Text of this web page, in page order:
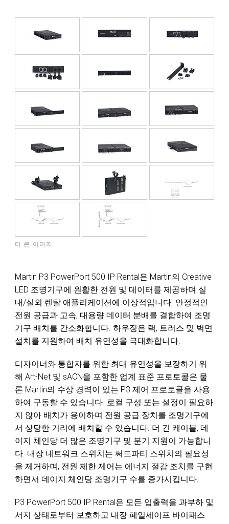
더 큰 이미지
Martin P3 PowerPort 500 IP Rental은 Martin의 Creative
LED 조명기구에 원활한 전원 및 데이터를 제공하며 실
내/실외 렌탈 애플리케이션에 이상적입니다. 안정적인
전원 공급과 고속, 대용량 데이터 분배를 결합하여 조명
기구 배치를 간소화합니다. 하우징은 랙, 트러스 및 벽면
설치를 지원하여 배치 유연성을 극대화합니다.
디자이너와 통합자를 위한 최대 유연성을 보장하기 위
해 Art-Net 및 sACN을 포함한 업계 표준 프로토콜은 물
론 Martin의 수상 경력이 있는 P3 제어 프로토콜을 사용
하여 구동할 수 있습니다. 로컬 구성 또는 설정이 필요하
지 않아 배치가 용이하며 전원 공급 장치를 조명기구에
서 상당한 거리에 배치할 수 있습니다. 더 긴 케이블, 데
이지 체인당 더 많은 조명기구 및 분기 지원이 가능합니
다. 내장 네트워크 스위치는 써드파티 스위치의 필요성
을 제거하며, 전원 제한 제어는 에너지 절감 조치를 구현
하면서 데이지 체인당 조명기구 수를 증가시킵니다.
P3 PowerPort 500 IP Rental은 모든 입출력을 과부하 및
서지 상태로부터 보호하고 내장 페일세이프 바이패스